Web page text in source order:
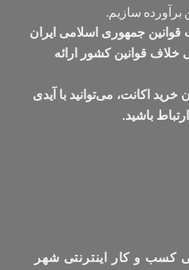
سازیم.
جمهوری اسلامی ایران
قوانین کشور ارائه
اکانت، می‌توانید با آیدی
کسب و کار اینترنتی شهر